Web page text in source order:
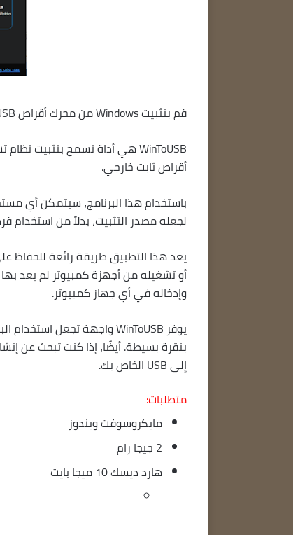
قم بتثبيت Windows من محرك أقراص USB.
أقراص ثابت خارجي.
لجعله مصدر التثبيت، بدلاً من استخدام
أو تشغيله من أجهزة كمبيوتر لم يعد
وإدخاله في أي جهاز كمبيوتر.
إلى USB الخاص بك.
متطلبات:
مايكروسوفت ويندوز
2 جيجا رام
هارد ديسك 10 ميجا بايت